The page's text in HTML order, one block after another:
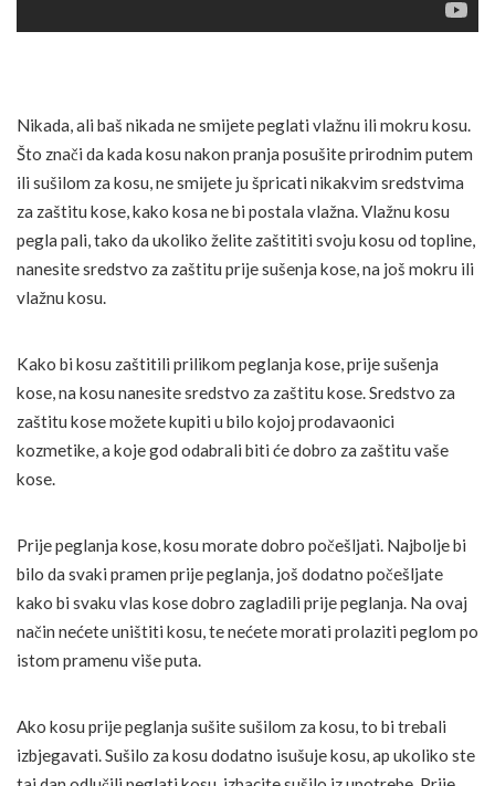
Nikada, ali baš nikada ne smijete peglati vlažnu ili mokru kosu.
Što znači da kada kosu nakon pranja posušite prirodnim putem
ili sušilom za kosu, ne smijete ju špricati nikakvim sredstvima
za zaštitu kose, kako kosa ne bi postala vlažna. Vlažnu kosu
pegla pali, tako da ukoliko želite zaštititi svoju kosu od topline,
nanesite sredstvo za zaštitu prije sušenja kose, na još mokru ili
vlažnu kosu.
Kako bi kosu zaštitili prilikom peglanja kose, prije sušenja
kose, na kosu nanesite sredstvo za zaštitu kose. Sredstvo za
zaštitu kose možete kupiti u bilo kojoj prodavaonici
kozmetike, a koje god odabrali biti će dobro za zaštitu vaše
kose.
Prije peglanja kose, kosu morate dobro počešljati. Najbolje bi
bilo da svaki pramen prije peglanja, još dodatno počešljate
kako bi svaku vlas kose dobro zagladili prije peglanja. Na ovaj
način nećete uništiti kosu, te nećete morati prolaziti peglom po
istom pramenu više puta.
Ako kosu prije peglanja sušite sušilom za kosu, to bi trebali
izbjegavati. Sušilo za kosu dodatno isušuje kosu, ap ukoliko ste